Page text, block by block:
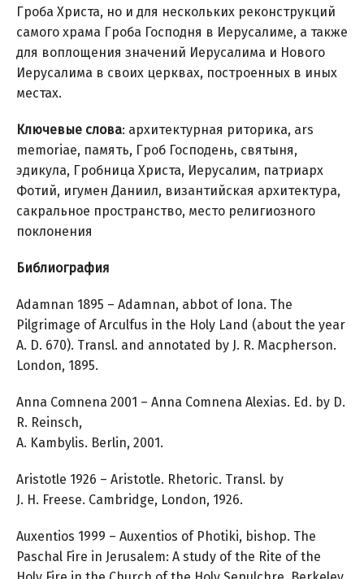
Гроба Христа, но и для нескольких реконструкций
самого храма Гроба Господня в Иерусалиме, а также
для воплощения значений Иерусалима и Нового
Иерусалима в своих церквах, построенных в иных
местах.
Ключевые слова: архитектурная риторика, ars
memoriae, память, Гроб Господень, святыня,
эдикула, Гробница Христа, Иерусалим, патриарх
Фотий, игумен Даниил, византийская архитектура,
сакральное пространство, место религиозного
поклонения
Библиография
Adamnan 1895 – Adamnan, abbot of Iona. The
Pilgrimage of Arculfus in the Holy Land (about the year
A. D. 670). Transl. and annotated by J. R. Macpherson.
London, 1895.
Anna Comnena 2001 – Anna Comnena Alexias. Ed. by D.
R. Reinsch,
A. Kambylis. Berlin, 2001.
Aristotle 1926 – Aristotle. Rhetoric. Transl. by
J. H. Freese. Cambridge, London, 1926.
Auxentios 1999 – Auxentios of Photiki, bishop. The
Paschal Fire in Jerusalem: A study of the Rite of the